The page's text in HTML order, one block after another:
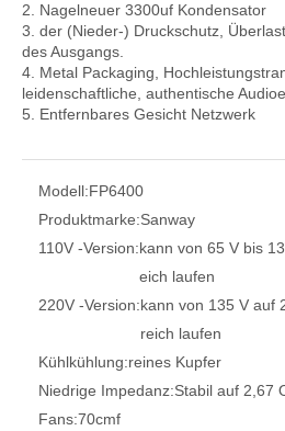
2. Nagelneuer 3300uf Kondensator
3. der (Nieder-) Druckschutz,
des Ausgangs.
4. Metal Packaging,
leidenschaftliche, authentische
5. Entfernbares Gesicht Netzwerk
Modell:FP6400
Produktmarke:Sanway
110V -Version:kann von 65 V bis
eich laufen
220V -Version:kann von 135 V auf
reich laufen
Kühlkühlung:reines Kupfer
Niedrige Impedanz:Stabil auf 2,67
Fans:70cmf